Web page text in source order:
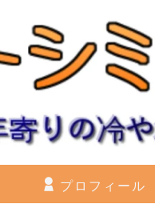
プロフィール